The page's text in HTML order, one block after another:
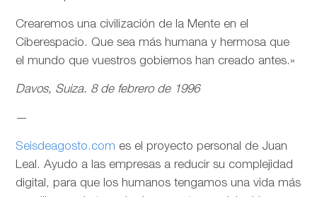
Crearemos una civilización de la Mente en el
Ciberespacio. Que sea más humana y hermosa que
el mundo que vuestros gobiernos han creado antes.»
Davos, Suiza. 8 de febrero de 1996
—
Seisdeagosto.com es el proyecto personal de Juan
Leal. Ayudo a las empresas a reducir su complejidad
digital, para que los humanos tengamos una vida más